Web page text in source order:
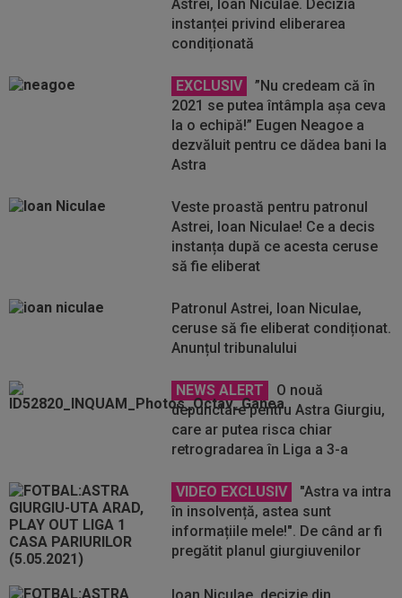
Astrei, Ioan Niculae. Decizia
instanței privind eliberarea
condiționată
EXCLUSIV
”Nu credeam că în
2021 se putea întâmpla așa ceva
la o echipă!” Eugen Neagoe a
dezvăluit pentru ce dădea bani la
Astra
Veste proastă pentru patronul
Astrei, Ioan Niculae! Ce a decis
instanța după ce acesta ceruse
să fie eliberat
Patronul Astrei, Ioan Niculae,
ceruse să fie eliberat condiționat.
Anunțul tribunalului
NEWS ALERT
O nouă
depunctare pentru Astra Giurgiu,
care ar putea risca chiar
retrogradarea în Liga a 3-a
VIDEO EXCLUSIV
"Astra va intra
în insolvență, astea sunt
informațiile mele!". De când ar fi
pregătit planul giurgiuvenilor